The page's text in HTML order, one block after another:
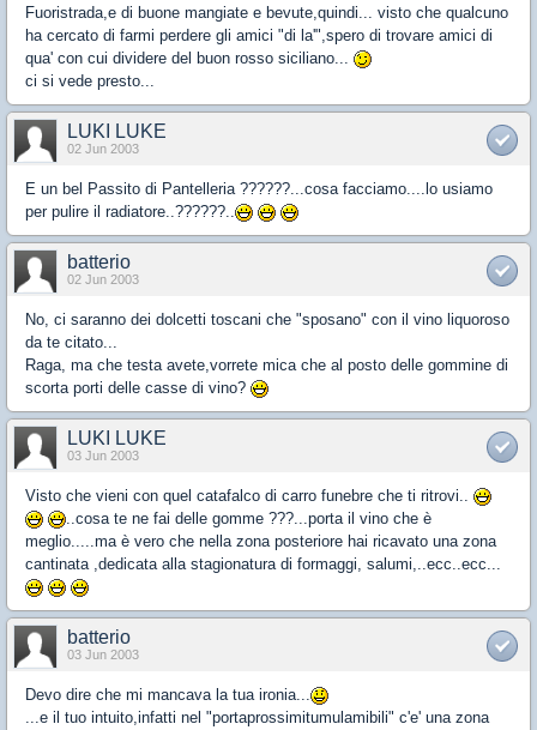
Fuoristrada,e di buone mangiate e bevute,quindi... visto che qualcuno
ha cercato di farmi perdere gli amici "di la'",spero di trovare amici di
qua' con cui dividere del buon rosso siciliano...
ci si vede presto...
LUKI LUKE
02 Jun 2003
E un bel Passito di Pantelleria ??????...cosa facciamo....lo usiamo
per pulire il radiatore..??????..
batterio
02 Jun 2003
No, ci saranno dei dolcetti toscani che "sposano" con il vino liquoroso
da te citato...
Raga, ma che testa avete,vorrete mica che al posto delle gommine di
scorta porti delle casse di vino?
LUKI LUKE
03 Jun 2003
Visto che vieni con quel catafalco di carro funebre che ti ritrovi..
..cosa te ne fai delle gomme ???...porta il vino che è
meglio.....ma è vero che nella zona posteriore hai ricavato una zona
cantinata ,dedicata alla stagionatura di formaggi, salumi,..ecc..ecc...
batterio
03 Jun 2003
Devo dire che mi mancava la tua ironia...
...e il tuo intuito,infatti nel "portaprossimitumulamibili" c'e' una zona